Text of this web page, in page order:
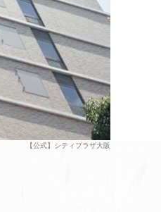
【公式】シティプラザ大阪